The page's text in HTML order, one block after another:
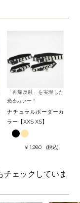
「再帰反射」を実現した
光るカラー！
ナチュラルボーダーカ
ラー【XXS XS】
¥ 1,980 税込
ェックしていま